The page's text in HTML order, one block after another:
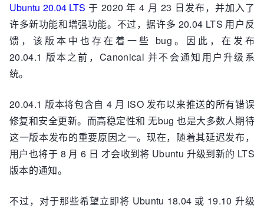
Ubuntu 20.04 LTS于 2020 年 4 月 23 日发布，并加入了
许多新功能和增强功能。不过，据许多 20.04 LTS 用户反
馈，该版本中也存在着一些 bug。因此，在发布
20.04.1 版本之前，Canonical 并不会通知用户升级系
统。
20.04.1 版本将包含自 4 月 ISO 发布以来推送的所有错误
修复和安全更新。而高稳定性和 无bug 也是大多数人期待
这一版本发布的重要原因之一。现在，随着其延迟发布，
用户也将于 8 月 6 日 才会收到将 Ubuntu 升级到新的 LTS
版本的通知。
不过，对于那些希望立即将 Ubuntu 18.04 或 19.10 升级